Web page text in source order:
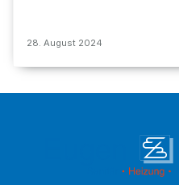
28. August 2024